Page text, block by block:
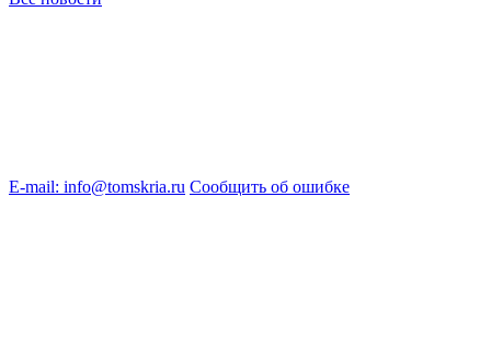
E-mail: info@tomskria.ru Сообщить об ошибке